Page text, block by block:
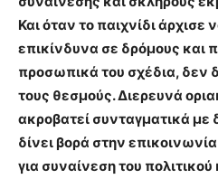
Και όταν το παιχνίδι άρχισε
επικίνδυνα σε δρόμους και
προσωπικά του σχέδια, δεν
τους θεσμούς. Διερευνά
ακροβατεί συνταγματικά
δίνει βορά στην
για συναίνεση του